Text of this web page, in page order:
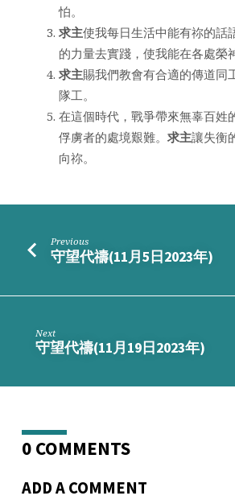
怕。
求主使我每日生活中能有祢的話
的力量去實踐，使我能在各處榮
求主賜我們教會有合適的傳道同
隊工。
在這個時代，戰爭帶來無辜百姓
俘虜者的處境艱難。 求主讓失衡
向祢。
Previous
守望代禱(11月5日2023年)
Next
守望代禱(11月19日2023年)
0 COMMENTS
ADD A COMMENT